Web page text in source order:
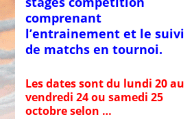
comprenant
l’entrainement et le suivi
de matchs en tournoi.
Les dates sont du lundi 20 au
vendredi 24 ou samedi 25
octobre selon …